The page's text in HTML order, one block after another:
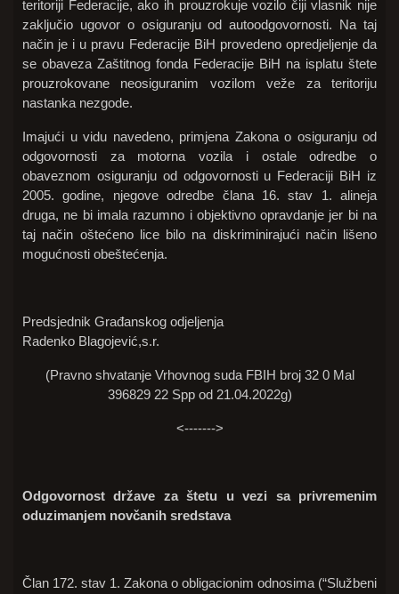
teritoriji Federacije, ako ih prouzrokuje vozilo čiji vlasnik nije
zaključio ugovor o osiguranju od autoodgovornosti. Na taj
način je i u pravu Federacije BiH provedeno opredjeljenje da
se obaveza Zaštitnog fonda Federacije BiH na isplatu štete
prouzrokovane neosiguranim vozilom veže za teritoriju
nastanka nezgode.
Imajući u vidu navedeno, primjena Zakona o osiguranju od
odgovornosti za motorna vozila i ostale odredbe o
obaveznom osiguranju od odgovornosti u Federaciji BiH iz
2005. godine, njegove odredbe člana 16. stav 1. alineja
druga, ne bi imala razumno i objektivno opravdanje jer bi na
taj način oštećeno lice bilo na diskriminirajući način lišeno
mogućnosti obeštećenja.
Predsjednik Građanskog odjeljenja
Radenko Blagojević,s.r.
(Pravno shvatanje Vrhovnog suda FBIH broj 32 0 Mal
396829 22 Spp od 21.04.2022g)
<------->
Odgovornost države za štetu u vezi sa privremenim
oduzimanjem novčanih sredstava
Član 172. stav 1. Zakona o obligacionim odnosima (“Službeni